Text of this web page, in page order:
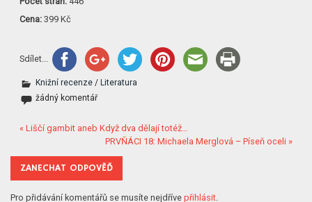
Cena: 399 Kč
Sdílet...
Knižní recenze / Literatura
žádný komentář
« Liščí gambit aneb Když dva dělají totéž…
PRVŇÁCI 18: Michaela Merglová – Píseň oceli »
ZANECHAT ODPOVĚĎ
Pro přidávání komentářů se musíte nejdřívepřihlásit.